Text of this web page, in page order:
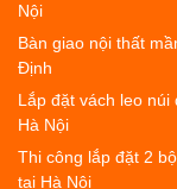
Nội
Bàn giao nội thất
Định
Lắp đặt vách leo
Hà Nội
Thi công lắp đặt 2
tại Hà Nội